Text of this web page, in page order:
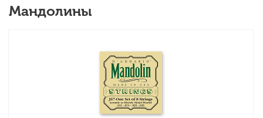
Мандолины